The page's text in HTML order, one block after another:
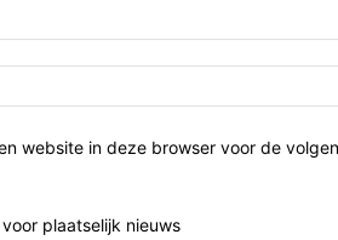
website in deze browser voor de
plaatselijk nieuws